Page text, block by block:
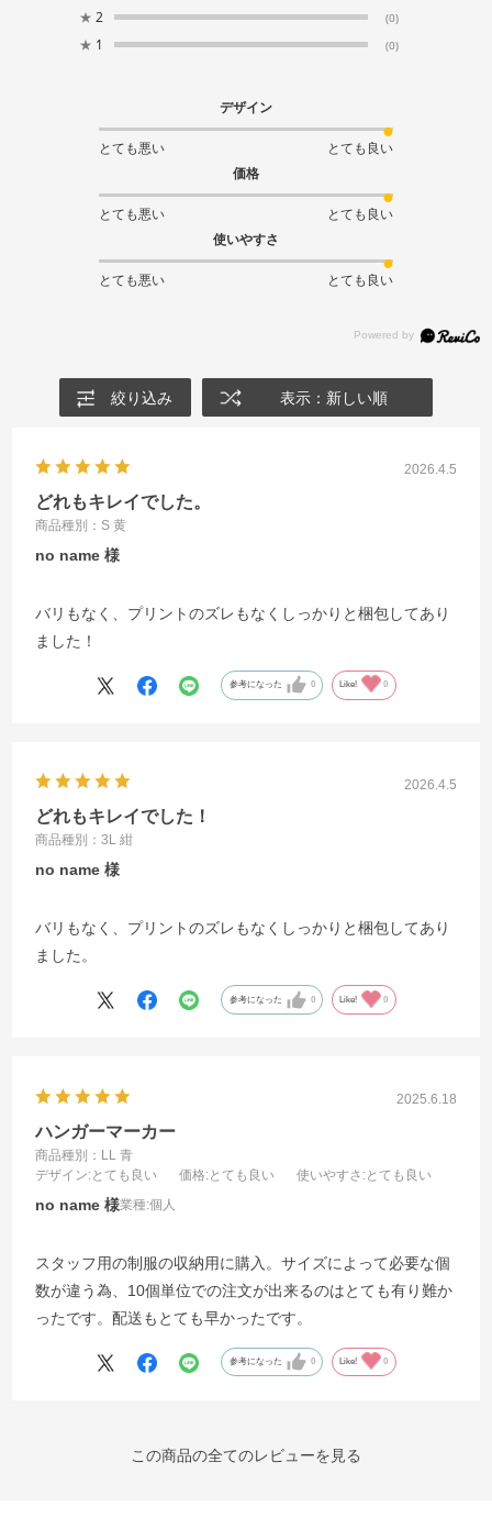
★ 2 (0)
★ 1 (0)
デザイン
とても悪い
とても良い
価格
とても悪い
とても良い
使いやすさ
とても悪い とても良い
絞り込み 表示：新しい順
2026.4.5
どれもキレイでした。
商品種別：S 黄
no name
バリもなく、プリントのズレもなくしっかりと梱包してあり
ました！
参考になった 0 Like! 0
2026.4.5
どれもキレイでした！
商品種別：3L 紺
no name
バリもなく、プリントのズレもなくしっかりと梱包してあり
ました。
参考になった 0 Like! 0
2025.6.18
ハンガーマーカー
商品種別：LL 青
デザイン:とても良い 価格:とても良い 使いやすさ :とても良い
no name 業種:個人
スタッフ用の制服の収納用に購入。サイズによって必要な個
数が違う為、10個単位での注文が出来るのはとても有り難か
ったです。配送もとても早かったです。
参考になった 0 Like! 0
この商品の全てのレビューを見る